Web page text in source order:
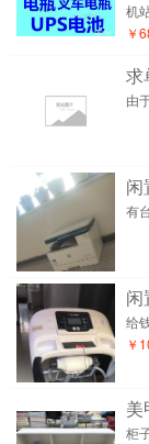
机
￥
求
由
闲
有
闲
给
￥
美
柜